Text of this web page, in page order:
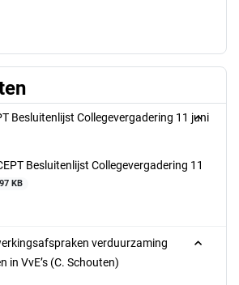
Besluitenlijst Collegevergadering 11 juni
Besluitenlijst Collegevergadering 11
97 KB
verduurzaming
in VvE’s (C. Schouten)